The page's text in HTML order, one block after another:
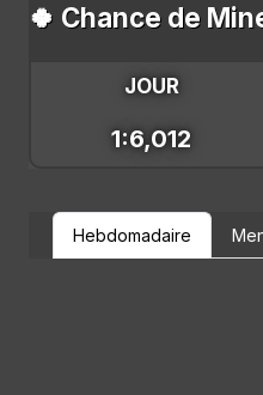
🍀 Chance de
JOUR
1:6,012
Hebdomadaire